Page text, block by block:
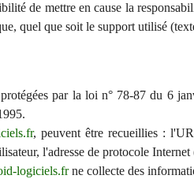
de mettre en cause la
quel que soit le support utilisé
protégées par la loi n° 78-87 du 6
, peuvent être recueillies :
l'adresse de protocole
logiciels.frne collecte des